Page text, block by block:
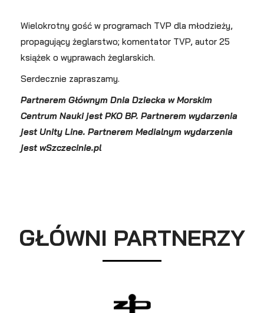
Wielokrotny gość w programach TVP dla młodzieży,
propagujący żeglarstwo; komentator TVP, autor 25
książek o wyprawach żeglarskich.
Serdecznie zapraszamy.
Partnerem Głównym Dnia Dziecka w Morskim
Centrum Nauki jest PKO BP. Partnerem wydarzenia
jest Unity Line. Partnerem Medialnym wydarzenia
jest wSzczecinie.pl
GŁÓWNI PARTNERZY